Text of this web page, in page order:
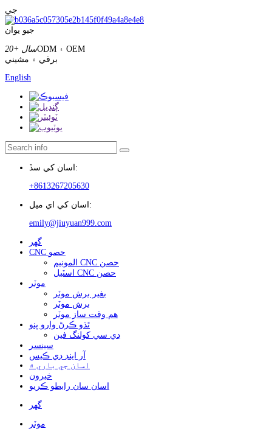
جي
جيو يوان
20+ سال
ODM ۽ OEM
برقي ۽ مشيني
English
اسان کي سڏ:
+8613267205630
اسان کي اي ميل:
emily@jiuyuan999.com
گهر
CNC حصو
المونيم CNC حصن
اسٽيل CNC حصن
موٽر
بغير برش موٽر
برش موٽر
هم وقت ساز موٽر
ٿڌو ڪرڻ وارو پنو
ڊي سي کولنگ فين
سينسر
آر اينڊ ڊي ڪيس
اسان جي باري ۾
خبرون
اسان سان رابطو ڪريو
گهر
موٽر